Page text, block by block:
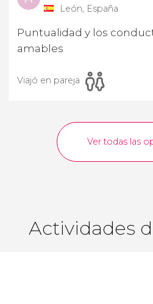
León, España
Puntualidad y los
amables
Viajó en pareja
Ver todas las
Actividades